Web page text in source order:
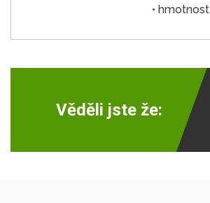
• hmotnost
Věděli jste že: